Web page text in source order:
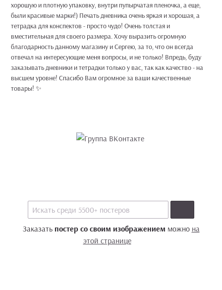
хорошую и плотную упаковку, внутри пупырчатая пленочка, а еще,
были красивые марки!) Печать дневника очень яркая и хорошая, а
тетрадка для конспектов - просто чудо! Очень толстая и
вместительная для своего размера. Хочу выразить огромную
благодарность данному магазину и Сергею, за то, что он всегда
отвечал на интересующие меня вопросы, и не только! Впредь, буду
заказывать дневники и тетрадки только у вас, так как качество - на
высшем уровне! Спасибо Вам огромное за ваши качественные
товары! ✨
Заказать постер со своим изображением можно на
этой странице